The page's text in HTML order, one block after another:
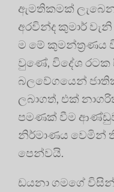
ඇමතිකමක්
අරවින්ද කුමාර්
ම මේ කුමන්ත්‍රණය
වුණේ, විදේශ
බලවේගයෙන්
ලබාගත්, එක්
පමණක් වීම ආණ්ඩුව
නිර්මාණය වෙමින්
පෙන්වයි.
ඩයනා ගමගේ